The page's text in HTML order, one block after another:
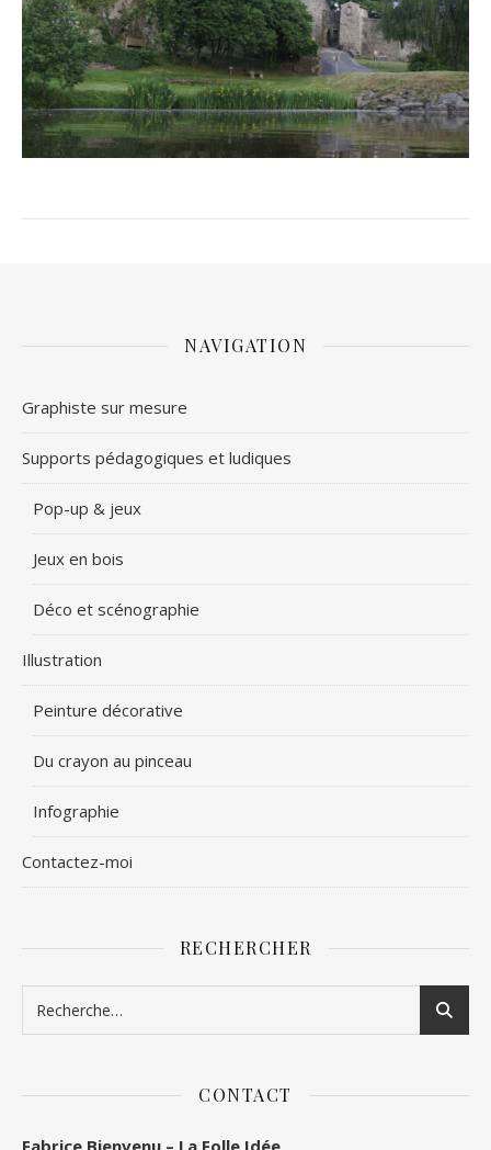
NAVIGATION
Graphiste sur mesure
Supports pédagogiques et ludiques
Pop-up & jeux
Jeux en bois
Déco et scénographie
Illustration
Peinture décorative
Du crayon au pinceau
Infographie
Contactez-moi
RECHERCHER
CONTACT